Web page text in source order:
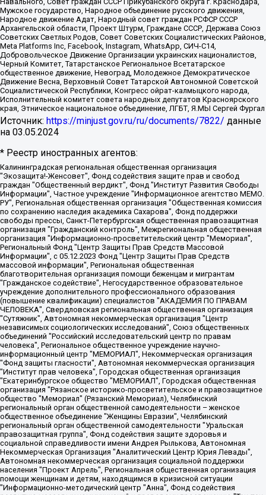
Мужское государство, Народное объединение русского движения,
Народное движение Адат, Народный совет граждан РСФСР СССР
Архангельской области, Проект Штурм, Граждане СССР, Держава Союз
Советских Светлых Родов, Совет Советских Социалистических Районов,
Meta Platforms Inc, Facebook, Instagram, WhatsApp, СИЧ-С14,
Добровольческое Движение Организации украинских националистов,
Черный Комитет, Татарстанское Региональное Всетатарское
общественное движение, Невоград, Молодежное Демократическое
Движение Весна, Верховный Совет Татарской Автономной Советской
Социалистической Республики, Конгресс ойрат-калмыцкого народа,
Исполнительный комитет совета народных депутатов Красноярского
края, Этническое национальное объединение, ЛГБТ, Я.МЫ Сергей Фургал
Источник: https://minjust.gov.ru/ru/documents/7822/ данные
на 03.05.2024
* Реестр иностранных агентов:
Калининградская региональная общественная организация "Экозащита!-Женсовет", Фонд содействия защите прав и свобод граждан "Общественный вердикт", Фонд "Институт Развития Свободы Информации", Частное учреждение "Информационное агентство МЕМО. РУ", Региональная общественная организация "Общественная комиссия по сохранению наследия академика Сахарова", Фонд поддержки свободы прессы, Санкт-Петербургская общественная правозащитная организация "Гражданский контроль", Межрегиональная общественная организация "Информационно-просветительский центр "Мемориал", Региональный Фонд "Центр Защиты Прав Средств Массовой Информации", с 05.12.2023 Фонд "Центр Защиты Прав Средств массовой информации", Региональная общественная благотворительная организация помощи беженцам и мигрантам "Гражданское содействие", Негосударственное образовательное учреждение дополнительного профессионального образования (повышение квалификации) специалистов "АКАДЕМИЯ ПО ПРАВАМ ЧЕЛОВЕКА", Свердловская региональная общественная организация "Сутяжник", Автономная некоммерческая организация "Центр независимых социологических исследований", Союз общественных объединений "Российский исследовательский центр по правам человека", Региональное общественное учреждение научно-информационный центр "МЕМОРИАЛ", Некоммерческая организация "Фонд защиты гласности", Автономная некоммерческая организация "Институт прав человека", Городская общественная организация "Екатеринбургское общество "МЕМОРИАЛ", Городская общественная организация "Рязанское историко-просветительское и правозащитное общество "Мемориал" (Рязанский Мемориал), Челябинский региональный орган общественной самодеятельности – женское общественное объединение "Женщины Евразии", Челябинский региональный орган общественной самодеятельности "Уральская правозащитная группа", Фонд содействия защите здоровья и социальной справедливости имени Андрея Рылькова, Автономная Некоммерческая Организация "Аналитический Центр Юрия Левады", Автономная некоммерческая организация социальной поддержки населения "Проект Апрель", Региональная общественная организация помощи женщинам и детям, находящимся в кризисной ситуации "Информационно-методический центр "Анна", Фонд содействия развитию массовых коммуникаций и правовому просвещению "Так-так-Так", Фонд содействия устойчивому развитию "Серебряная тайга", Свердловский региональный общественный фонд социальных проектов "Новое время", "Idel.Реалии", Кавказ.Реалии, Крым.Реалии, Телеканал Настоящее Время, Татаро-башкирская служба Радио Свобода (Azatliq Radiosi), Радио Свободная Европа/Радио Свобода (PCE/PC), "Сибирь.Реалии", "Фактограф", Благотворительный фонд помощи осужденным и их семьям, Автономная некоммерческая организация "Институт глобализации и социальных движений", Фонд "В защиту прав заключенных", Частное учреждение "Центр поддержки и содействия развитию средств массовой информации", Пензенский региональный общественный благотворительный фонд "Гражданский союз", "Север.Реалии", Некоммерческая организация Фонд "Правовая инициатива", Общество с ограниченной ответственностью "Радио Свободная Европа/Радио Свобода", Чешское информационное агентство "MEDIUM-ORIENT", Красноярская региональная общественная организация "Мы против СПИДа", Камалягин Денис Николаевич, Маркелов Сергей Евгеньевич, Пономарев Лев Александрович, Савицкая Людмила Алексеевна, Автономная некоммерческая организация "Центр по работе с проблемой насилия "НАСИЛИЮ.НЕТ", Межрегиональный профессиональный союз работников здравоохранения "Альянс врачей", Юридическое лицо, зарегистрированное в Латвийской Республике, SIA "Medusa Project" (регистрационный номер 40103797863, дата регистрации 10.06.2014), Некоммерческая организация "Фонд по борьбе с коррупцией", Автономная некоммерческая организация "Институт права и публичной политики", Баданин Роман Сергеевич, Гликин Максим Александрович, Железнова Мария Михайловна, Лукьянова Юлия Сергеевна, Маетная Елизавета Витальевна, Маняхин Петр Борисович, Чуракова Ольга Владимировна, Ярош Юлия Петровна, Юридическое лицо "The Insider SIA", зарегистрированное в Риге, Латвийская Республика (дата регистрации 26.06.2015), являющееся администратором доменного имени интернет-издания "The Insider SIA", https://theins.ru, Постернак Алексей Евгеньевич, Рубин Михаил Аркадьевич, Анин Роман Александрович, Юридическое лицо Istories fonds, зарегистрированное в Латвийской Республике (регистрационный номер 50008295751, дата регистрации 24.02.2020), Великовский Дмитрий Александрович, Долинина Ирина Николаевна, Мароховская Алеся Алексеевна, Шлейнов Роман Юрьевич, Шмагун Олеся Валентиновна, Общество с ограниченной ответственностью "Альтаир 2021", Общество с ограниченной ответственностью "Вега 2021", Общество с ограниченной ответственностью "Главный редактор 2021", Общество с ограниченной ответственностью "Ромашки монолит", Важенков Артем Валерьевич, Ивановская областная общественная организация "Центр гендерных исследований", Гурман Юрий Альбертович, Медиапроект "ОВД-Инфо", Егоров Владимир Владимирович, Жилинский Владимир Александрович, Общество с ограниченной ответственностью "ЗП", Иванова София Юрьевна, Карезина Инна Павловна, Кильтау Екатерина Викторовна, Петров Алексей Викторович, Пискунов Сергей Евгеньевич, Смирнов Сергей Сергеевич, Тихонов Михаил Сергеевич, Общество с ограниченной ответственностью "ЖУРНАЛИСТ-ИНОСТРАННЫЙ АГЕНТ", Арапова Галина Юрьевна, Вольтская Татьяна Анатольевна, Американская компания "Mason G.E.S. Anonymous Foundation" (США), являющаяся владельцем интернет-издания https://mnews.world/, Компания "Stichting Bellingcat", зарегистрированная в Нидерландах (дата регистрации 11.07.2018), Захаров Андрей Вячеславович, Клепиковская Екатерина Дмитриевна, Общество с ограниченной ответственностью "МЕМО", Перл Роман Александрович, Симонов Евгений Алексеевич, Соловьева Елена Анатольевна, Сотников Даниил Владимирович, Сурначева Елизавета Дмитриевна, Автономная некоммерческая организация по защите прав человека и информированию населения "Якутия – Наше Мнение", Общество с ограниченной ответственностью "Москоу диджитал медиа", с 26.01.2023 Общество с ограниченной ответственностью "Чайка Белые сады", Ветошкина Валерия Валерьевна, Заговора Максим Александрович, Межрегиональное общественное движение "Российская ЛГБТ - сеть", Оленичев Максим Владимирович, Павлов Иван Юрьевич, Скворцова Елена Сергеевна, Общество с ограниченной ответственностью "Как бы инагент", Кочетков Игорь Викторович, Общество с ограниченной ответственностью "Честные выборы", Еланчик Олег Александрович, Общество с ограниченной ответственностью "Нобелевский призыв", Гималова Регина Эмилевна, Григорьев Андрей Валерьевич, Григорьева Алина Александровна, Ассоциация по содействию защите прав призывников, альтернативнослужащих и военнослужащих "Правозащитная группа "Гражданин.Армия.Право", Хисамова Регина Фаритовна, Автономная некоммерческая организация по реализации социально-правовых программ "Лилит", Дальневосточное общественное движение "Маяк", Санкт-Петербургская ЛГБТ-инициативная группа "Выход", Инициативная группа ЛГБТ+ "Реверс", Алексеев Андрей Викторович, Бекбулатова Таисия Львовна, Беляев Иван Михайлович, Владыкина Елена Сергеевна, Гельман Марат Александрович, Никульшина Вероника Юрьевна, Толоконникова Надежда Андреевна, Шендерович Виктор Анатольевич, Общество с ограниченной ответственностью "Данное сообщение", Общество с ограниченной ответственностью Издательский дом "Новая глава", Айнбиндер Александра Александровна, Московский комьюнити-центр для ЛГБТ+инициатив, Благотворительный фонд развития филантропии, Deutsche Welle (Германия, Kurt-Schumacher-Strasse 3, 53113 Bonn), Борзунова Мария Михайловна, Воробьев Виктор Викторович, Голубева Анна Львовна, Константинова Алла Михайловна, Малкова Ирина Владимировна, Мурадов Мурад Абдулгалимович, Осетинская Елизавета Николаевна, Понасенков Евгений Николаевич, Ганапольский Матвей Юрьевич, Киселев Евгений Алексеевич, Борухович Ирина Григорьевна, Дремин Иван Тимофеевич, Дубровский Дмитрий Викторович, Красноярская региональная общественная организация поддержки и развития альтернативных образовательных технологий и межкультурных коммуникаций "ИНТЕРРА", Маяковская Екатерина Алексеевна, Фейгин Марк Захарович, Филимонов Андрей Викторович, Дзугкоева Регина Николаевна, Доброхотов Роман Александрович, Дудь Юрий Александрович, Елкин Сергей Владимирович, Кругликов Кирилл Игоревич, Сабунаева Мария Леонидовна, Семенов Алексей Владимирович, Шаинян Карен Багратович, Шульман Екатерина Михайловна, Асафьев Артур Валерьевич, Вахштайн Виктор Семенович, Венедиктов Алексей Алексеевич, Лушникова Екатерина Евгеньевна, Волков Леонид Михайлович, Невзоров Александр Глебович, Пархоменко Сергей Борисович, Сироткин Ярослав Николаевич, Кара-Мурза Владимир Владимирович, Баранова Наталья Владимировна, Гозман Леонид Яковлевич, Кагарлицкий Борис Юльевич, Климарев Михаил Валерьевич, Милов Владимир Станиславович, Автономная некоммерческая организация Краснодарский центр современного искусства "Типография", Моргенштерн Алишер Тагирович, Соболь Любовь Эдуардовна, Общество с ограниченной ответственностью "ЛИЗА НОРМ", Каспаров Гарри Кимович, Ходорковский Михаил Борисович, Общество с ограниченной ответственностью "Апрельские тезисы", Данилович Ирина Брониславовна, Кашин Олег Владимирович, Петров Николай Владимирович, Пивоваров Алексей Владимирович, Соколов Михаил Владимирович, Цветкова Юлия Владимировна, Чичваркин Евгений Александрович, Комитет против пыток/Команда против пыток, Общество с ограниченной ответственностью "Первый научный", Общество с ограниченной ответственностью "Вертолет и ко", Белоцерковская Вероника Борисовна, Кац Максим Евгеньевич, Лазарева Татьяна Юрьевна, Шаведдинов Руслан Табризович, Яшин Илья Валерьевич, Общество с ограниченной ответственностью "Иноагент ААВ", Алешковский Дмитрий Петрович, Альбац Евгения Марковна, Быков Дмитрий Львович, Галямина Юлия Евгеньевна, Лойко Сергей Леонидович, Мартынов Кирилл Константинович, Медведев Сергей Александрович, Крашенинников Федор Геннадиевич, Гордеева Катерина Вл